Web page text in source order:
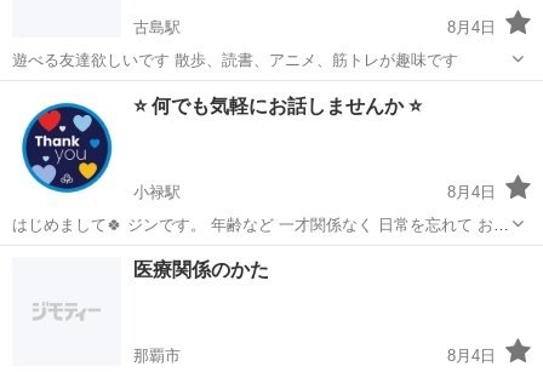
古島駅
8月4日
遊べる友達欲しいです 散歩、読書、アニメ、筋トレが趣味です
古島駅 友達 筋トレ
⭐️ 何でも気軽にお話しませんか ⭐️
小禄駅
8月4日
はじめまして🍀 ジンです。 年齢など 一才関係なく 日常を忘れて お互
いに 楽しい時間にしませんか👂 よろしくお願いします🍀
豊見城市 小禄駅 友達
医療関係のかた
那覇市
8月4日